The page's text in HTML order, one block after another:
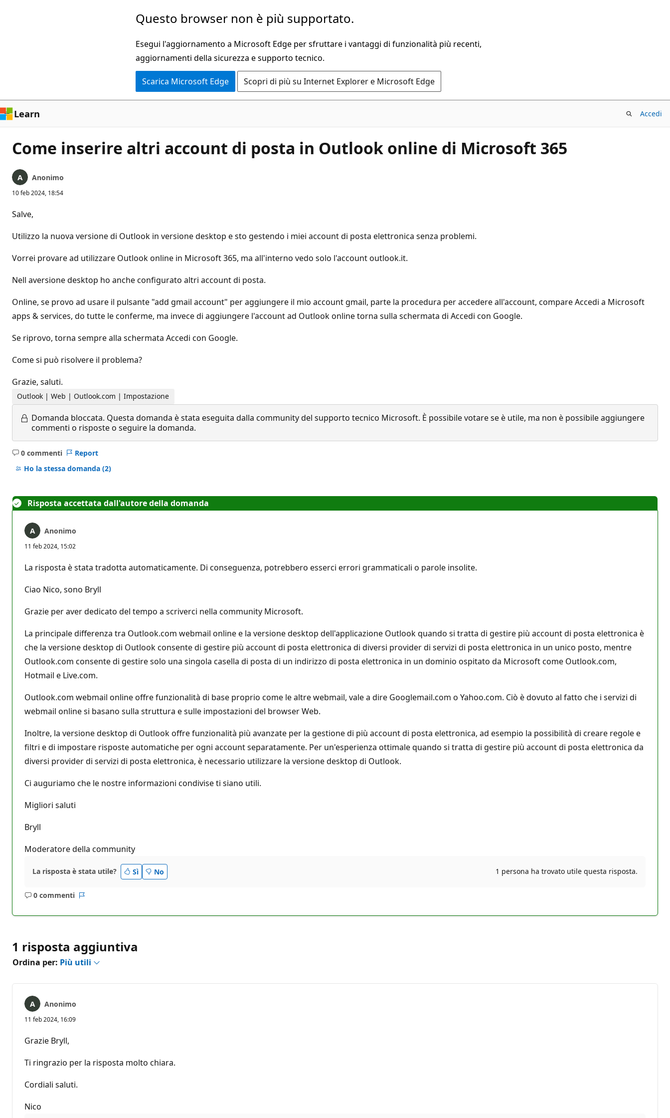
Questo browser non è più supportato.
Esegui l'aggiornamento a Microsoft Edge per sfruttare i vantaggi di funzionalità più recenti,
aggiornamenti della sicurezza e supporto tecnico.
Scarica Microsoft Edge Scopri di più su Internet Explorer e Microsoft Edge
Learn Accedi
Come inserire altri account di posta in Outlook online di Microsoft 365
Anonimo
10 feb 2024, 18:54
Salve,
Utilizzo la nuova versione di Outlook in versione desktop e sto gestendo i miei account di posta elettronica senza problemi.
Vorrei provare ad utilizzare Outlook online in Microsoft 365, ma all'interno vedo solo l'account outlook.it.
Nell aversione desktop ho anche configurato altri account di posta.
Online, se provo ad usare il pulsante "add gmail account" per aggiungere il mio account gmail, parte la procedura per accedere all'account, compare Accedi a Microsoft
apps & services, do tutte le conferme, ma invece di aggiungere l'account ad Outlook online torna sulla schermata di Accedi con Google.
Se riprovo, torna sempre alla schermata Accedi con Google.
Come si può risolvere il problema?
Grazie, saluti.
Outlook | Web | Outlook.com | Impostazione
Domanda bloccata. Questa domanda è stata eseguita dalla community del supporto tecnico Microsoft. È possibile votare se è utile, ma non è possibile aggiungere
commenti o risposte o seguire la domanda.
0 commenti
Nessun
commento
Report
Ho la stessa domanda (2)
Risposta accettata dall'autore della domanda
Anonimo
11 feb 2024, 15:02
La risposta è stata tradotta automaticamente. Di conseguenza, potrebbero esserci errori grammaticali o parole insolite.
Ciao Nico, sono Bryll
Grazie per aver dedicato del tempo a scriverci nella community Microsoft.
La principale differenza tra Outlook.com webmail online e la versione desktop dell'applicazione Outlook quando si tratta di gestire più account di posta elettronica è
che la versione desktop di Outlook consente di gestire più account di posta elettronica di diversi provider di servizi di posta elettronica in un unico posto, mentre
Outlook.com consente di gestire solo una singola casella di posta di un indirizzo di posta elettronica in un dominio ospitato da Microsoft come Outlook.com,
Hotmail e Live.com.
Outlook.com webmail online offre funzionalità di base proprio come le altre webmail, vale a dire Googlemail.com o Yahoo.com. Ciò è dovuto al fatto che i servizi di
webmail online si basano sulla struttura e sulle impostazioni del browser Web.
Inoltre, la versione desktop di Outlook offre funzionalità più avanzate per la gestione di più account di posta elettronica, ad esempio la possibilità di creare regole e
filtri e di impostare risposte automatiche per ogni account separatamente. Per un'esperienza ottimale quando si tratta di gestire più account di posta elettronica da
diversi provider di servizi di posta elettronica, è necessario utilizzare la versione desktop di Outlook.
Ci auguriamo che le nostre informazioni condivise ti siano utili.
Migliori saluti
Bryll
Moderatore della community
La risposta è stata utile? Sì No 1 persona ha trovato utile questa risposta.
0 commenti
Nessun
1 risposta aggiuntiva
Ordina per: Più utili
Anonimo
11 feb 2024, 16:09
Grazie Bryll,
Ti ringrazio per la risposta molto chiara.
Cordiali saluti.
Nico